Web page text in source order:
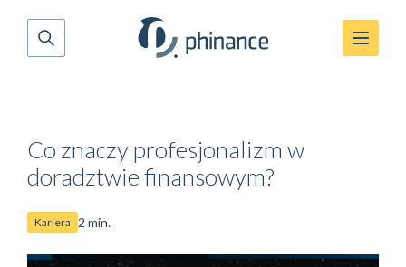
Co znaczy profesjonalizm w
doradztwie finansowym?
Kariera 2 min.